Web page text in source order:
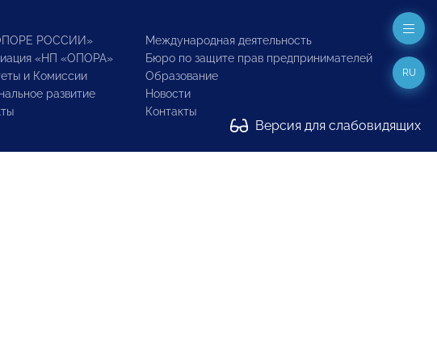
РОССИИ»
«НП «ОПОРА»
и Комиссии
развитие
Международная деятельность
Бюро по защите прав предпринимателей
Образование
Новости
Контакты
Версия для слабовидящих
RU